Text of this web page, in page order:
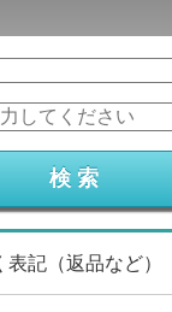
記（返品など）